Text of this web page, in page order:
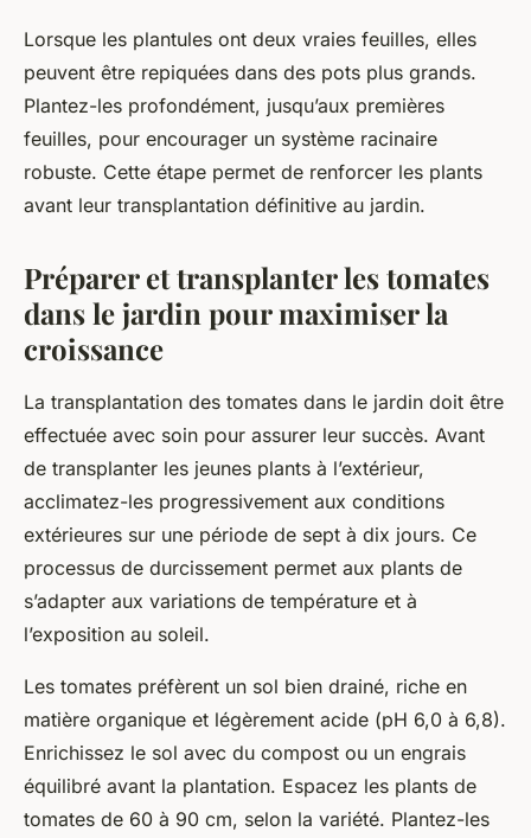
Lorsque les plantules ont deux vraies feuilles, elles
peuvent être repiquées dans des pots plus grands.
Plantez-les profondément, jusqu’aux premières
feuilles, pour encourager un système racinaire
robuste. Cette étape permet de renforcer les plants
avant leur transplantation définitive au jardin.
Préparer et transplanter les tomates
dans le jardin pour maximiser la
croissance
La transplantation des tomates dans le jardin doit être
effectuée avec soin pour assurer leur succès. Avant
de transplanter les jeunes plants à l’extérieur,
acclimatez-les progressivement aux conditions
extérieures sur une période de sept à dix jours. Ce
processus de durcissement permet aux plants de
s’adapter aux variations de température et à
l’exposition au soleil.
Les tomates préfèrent un sol bien drainé, riche en
matière organique et légèrement acide (pH 6,0 à 6,8).
Enrichissez le sol avec du compost ou un engrais
équilibré avant la plantation. Espacez les plants de
tomates de 60 à 90 cm, selon la variété. Plantez-les